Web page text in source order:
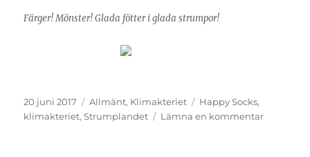
Färger! Mönster! Glada fötter i glada strumpor!
Publicerat
den
20 juni 2017 Kategorier
Allmänt, Klimakteriet Etiketter
Happy Socks,
klimakteriet,Strumplandet Lämna en kommentartill